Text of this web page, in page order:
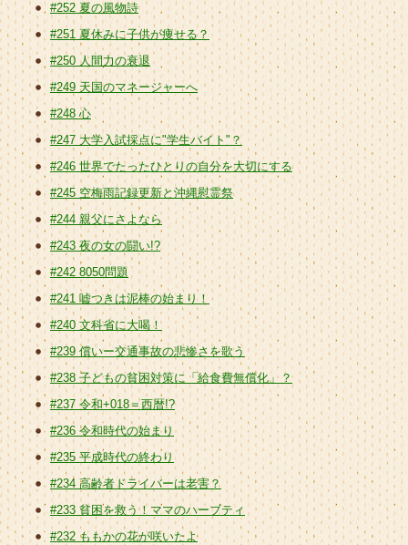
#252 夏の風物詩
#251 夏休みに子供が痩せる？
#250 人間力の衰退
#249 天国のマネージャーへ
#248 心
#247 大学入試採点に"学生バイト"？
#246 世界でたったひとりの自分を大切にする
#245 空梅雨記録更新と沖縄慰霊祭
#244 親父にさよなら
#243 夜の女の闘い!?
#242 8050問題
#241 嘘つきは泥棒の始まり！
#240 文科省に大喝！
#239 償いー交通事故の悲惨さを歌う
#238 子どもの貧困対策に「給食費無償化」？
#237 令和+018＝西暦!?
#236 令和時代の始まり
#235 平成時代の終わり
#234 高齢者ドライバーは老害？
#233 貧困を救う！ママのハーブティ
#232 ももかの花が咲いたよ